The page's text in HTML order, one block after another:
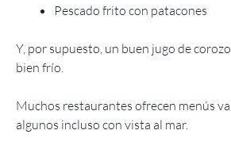
Pescado frito con patacones
Y, por supuesto, un buen jugo de
bien frío.
Muchos restaurantes ofrecen menús
algunos incluso con vista al mar.